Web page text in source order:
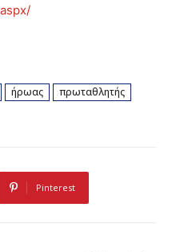
ήρωας
πρωταθλητής
Pinterest